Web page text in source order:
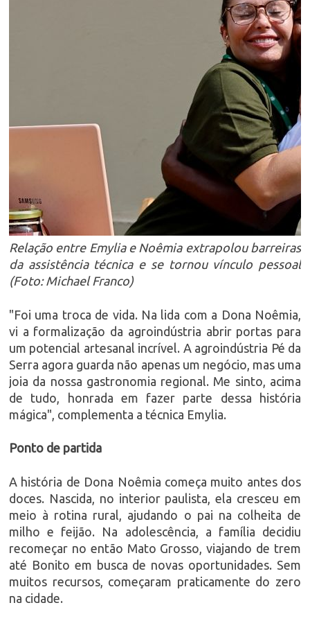
Relação entre Emylia e Noêmia extrapolou barreiras
da assistência técnica e se tornou vínculo pessoal
(Foto: Michael Franco)
"Foi uma troca de vida. Na lida com a Dona Noêmia,
vi a formalização da agroindústria abrir portas para
um potencial artesanal incrível. A agroindústria Pé da
Serra agora guarda não apenas um negócio, mas uma
joia da nossa gastronomia regional. Me sinto, acima
de tudo, honrada em fazer parte dessa história
mágica", complementa a técnica Emylia.
Ponto de partida
A história de Dona Noêmia começa muito antes dos
doces. Nascida, no interior paulista, ela cresceu em
meio à rotina rural, ajudando o pai na colheita de
milho e feijão. Na adolescência, a família decidiu
recomeçar no então Mato Grosso, viajando de trem
até Bonito em busca de novas oportunidades. Sem
muitos recursos, começaram praticamente do zero
na cidade.